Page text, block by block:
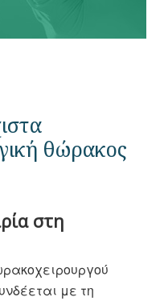
θώρακος
στη
με τη